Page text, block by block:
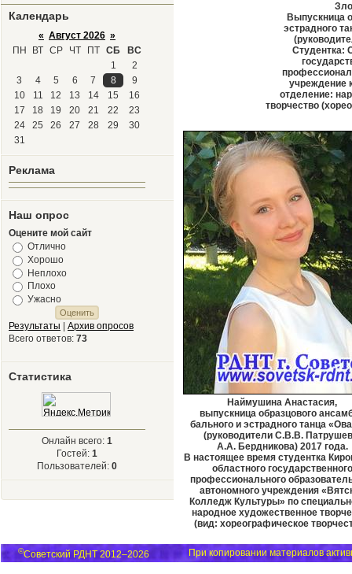
Календарь
« Август 2026 »
ПН
ВТ СР ЧТ ПТ СБ
ВС
1
2
3
4 5 6 7 8
9
10
11 12 13 14 15
16
17
18 19 20 21 22
23
24
25 26 27 28 29
30
31
Реклама
Наш опрос
Оцените мой сайт
Отлично
Хорошо
Неплохо
Плохо
Ужасно
Результаты
Архив опросов
Всего ответов: 73
Статистика
Онлайн всего: 1
Гостей: 1
Пользователей: 0
Выпускница
эстрадного
Студентка:
учреждение
отделение:
творчество
Наймушина Анастасия,
выпускница образцового
бального и эстрадного танца
(руководители С.В.В.
А.А. Бердникова) 2017 года.
В настоящее время студентка
областного государственного
профессионального
автономного учреждения
Колледж Культуры» по
народное художественное
(вид: хореографическое
©Советский РДНТ 2012–2026 При копировании материалов